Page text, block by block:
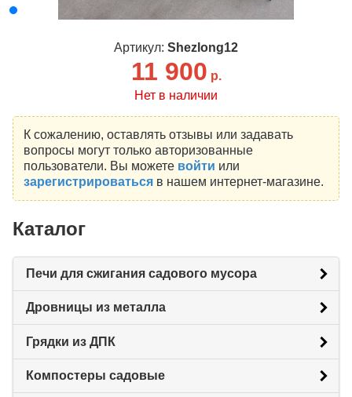
Артикул: Shezlong12
11 900 р.
Нет в наличии
К сожалению, оставлять отзывы или задавать
вопросы могут только авторизованные
пользователи. Вы можете войти или
зарегистрироватьсяв нашем интернет-магазине.
Каталог
Печи для сжигания садового мусора
Дровницы из металла
Грядки из ДПК
Компостеры садовые